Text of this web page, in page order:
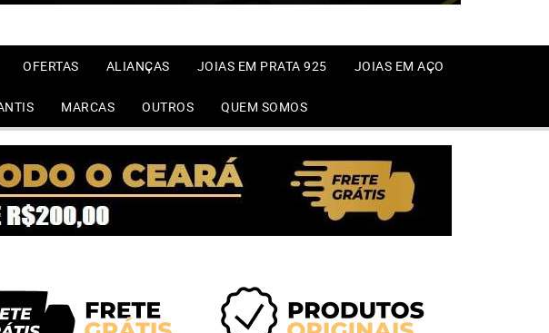
OFERTAS ALIANÇAS JOIAS EM PRATA 925 JOIAS EM AÇO
MARCAS OUTROS QUEM SOMOS